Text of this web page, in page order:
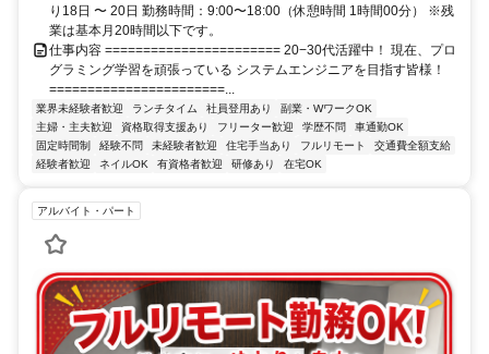
り18日 〜 20日 勤務時間：9:00〜18:00（休憩時間 1時間00分） ※残
業は基本月20時間以下です。
仕事内容 ======================= 20−30代活躍中！ 現在、プロ
グラミング学習を頑張っている システムエンジニアを目指す皆様！
=======================...
業界未経験者歓迎 ランチタイム 社員登用あり
副業・WワークOK
主婦・主夫歓迎
資格取得支援あり フリーター歓迎 学歴不問
車通勤OK
固定時間制
経験不問 未経験者歓迎 住宅手当あり フルリモート
交通費全額支給
経験者歓迎
ネイルOK 有資格者歓迎 研修あり 在宅OK
アルバイト・パート